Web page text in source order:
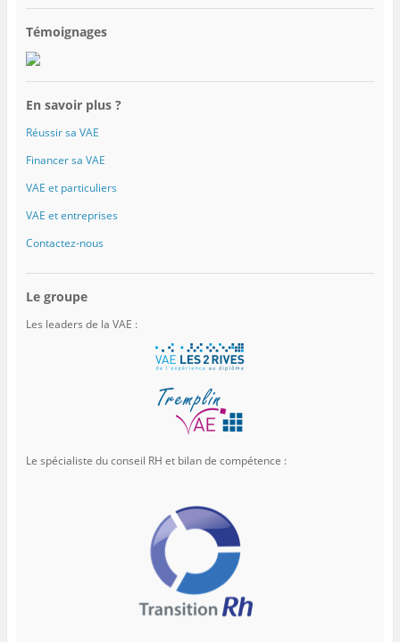
Témoignages
En savoir plus ?
Réussir sa VAE
Financer sa VAE
VAE et particuliers
VAE et entreprises
Contactez-nous
Le groupe
Les leaders de la VAE :
Le spécialiste du conseil RH et bilan de compétence :